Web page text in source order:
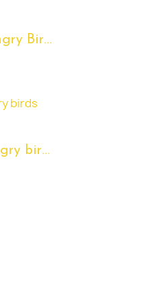
Sac à dos scolaire Angry Birds pour enfants de 6 ans 10 ans
Trousse imprimée angry birds